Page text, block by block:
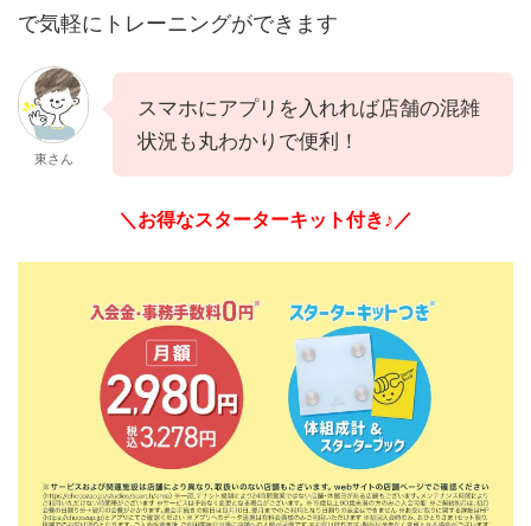
で気軽にトレーニングができます
東さん
スマホにアプリを入れれば店舗の混雑
状況も丸わかりで便利！
＼お得なスターターキット付き♪／